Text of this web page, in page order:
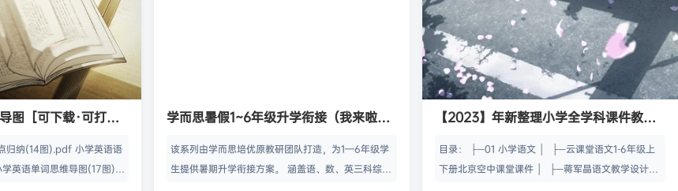
图［可下载·可打
归纳(14图).pdf 小学英语语
英语单词思维导图(17图).p
学而思暑假1~6年级升学衔接（我来啦系
该系列由学而思培优原教研团队打造，为1—6年级学
生提供暑期升学衔接方案。 涵盖语、数、英三科综合
【2023】年新整理小学全学科课件教案
目录： ├─01 小学语文 │ ├─云课堂语文1-6年级上
下册北京空中课堂课件 │ ├─蒋军晶语文教学设计